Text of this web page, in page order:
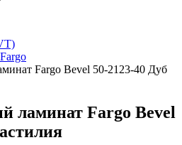
Fargo Bevel 50-2123-40 Дуб
ламинат Fargo Bevel